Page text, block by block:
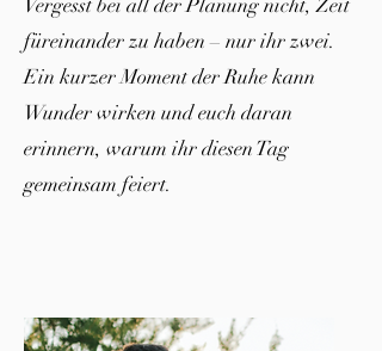
Vergesst bei all der Planung nicht, Zeit
füreinander zu haben – nur ihr zwei.
Ein kurzer Moment der Ruhe kann
Wunder wirken und euch daran
erinnern, warum ihr diesen Tag
gemeinsam feiert.